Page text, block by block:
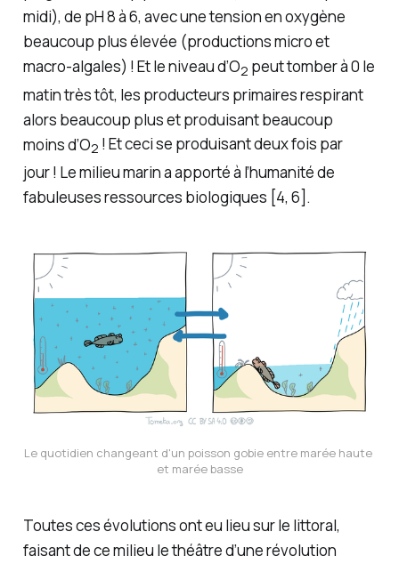
midi), de pH 8 à 6, avec une tension en oxygène
beaucoup plus élevée (productions micro et
macro-algales) ! Et le niveau d’O2 peut tomber à 0 le
matin très tôt, les producteurs primaires respirant
alors beaucoup plus et produisant beaucoup
moins d’O2 ! Et ceci se produisant deux fois par
jour ! Le milieu marin a apporté à l’humanité de
fabuleuses ressources biologiques [4, 6].
Le quotidien changeant d'un poisson gobie entre marée haute
et marée basse
Toutes ces évolutions ont eu lieu sur le littoral,
faisant de ce milieu le théâtre d’une révolution